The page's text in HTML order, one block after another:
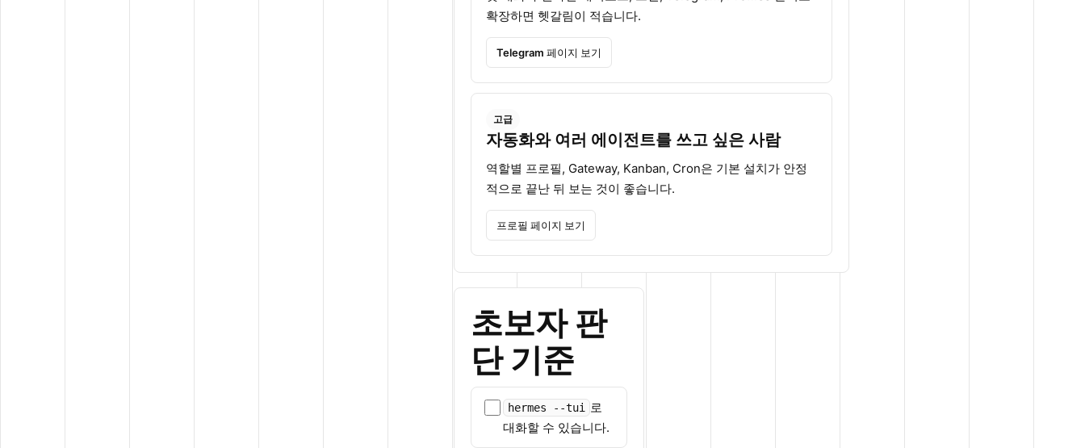
확장하면 헷갈림이 적습니다.
Telegram 페이지 보기
고급
자동화와 여러 에이전트를 쓰고 싶은 사람
역할별 프로필, Gateway, Kanban, Cron은 기본 설치가 안정
적으로 끝난 뒤 보는 것이 좋습니다.
프로필 페이지 보기
초보자 판
단 기준
hermes --tui
로
대화할 수 있습니다.